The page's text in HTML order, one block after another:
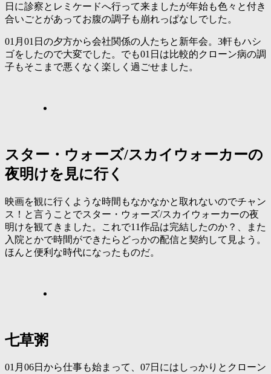
日に診察とレミケードへ行って来ましたが年始も色々と付き
合いごとがあってお腹の調子も崩れっぱなしでした。
01月01日の夕方から会社関係の人たちと新年会。3軒もハシ
ゴをしたので大変でした。でも01日は比較的クローン病の調
子もそこまで悪くなく楽しく過ごせました。
スター・ウォーズ/スカイウォーカーの
夜明けを見に行く
映画を観に行くような時間もなかなかと取れないのでチャン
ス！と言うことでスター・ウォーズ/スカイウォーカーの夜
明けを観てきました。これで11作品は完結したのか？、また
入院とかで時間ができたらどっかの配信と契約して見よう。
ほんと便利な時代になったものだ。
七草粥
01月06日から仕事も始まって、07日にはしっかりとクローン